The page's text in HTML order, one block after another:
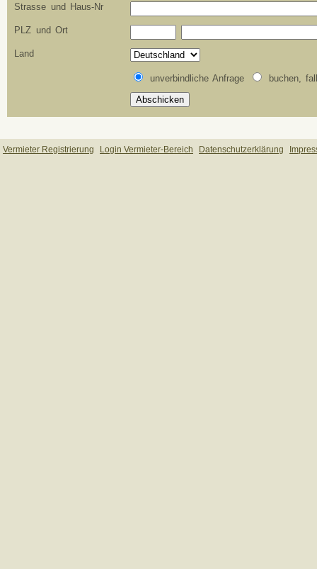
Strasse und Haus-Nr
PLZ und Ort
Land
unverbindliche Anfrage buchen,
Vermieter Registrierung Login Vermieter-Bereich Datenschutzerklärung